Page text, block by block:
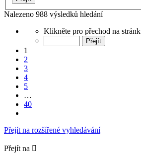
Nalezeno 988 výsledků hledání
Stránka
z
40
Klikněte pro přechod na
1
2
3
4
5
…
40
Přejít na rozšířené vyhledávání
Přejít na